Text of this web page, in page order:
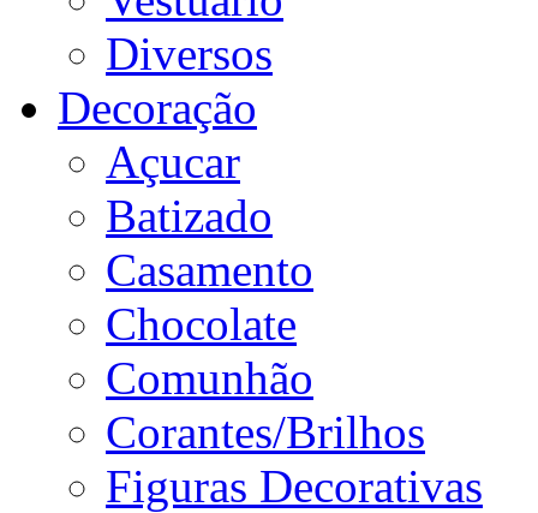
Diversos
Decoração
Açucar
Batizado
Casamento
Chocolate
Comunhão
Corantes/Brilhos
Figuras Decorativas